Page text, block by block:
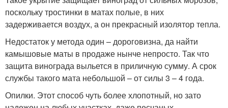
поскольку тростинки в матах полые, в них
задерживается воздух, а он прекрасный изолятор тепла.
Недостаток у метода один – дороговизна, да найти
камышовые маты в продаже нынче непросто. Так что
защита винограда выльется в приличную сумму. А срок
службы такого мата небольшой – от силы 3 – 4 года.
Опилки. Этот способ чуть более хлопотный, но зато